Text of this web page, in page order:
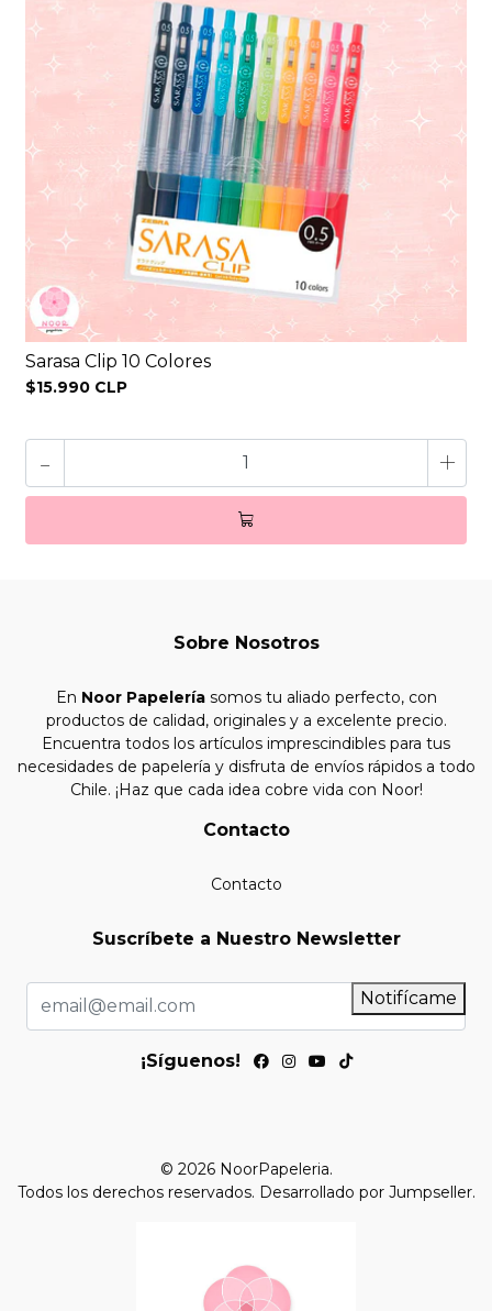
Sarasa Clip 10 Colores
$15.990 CLP
- +
Sobre Nosotros
En Noor Papeleríasomos tu aliado perfecto, con
productos de calidad, originales y a excelente precio.
Encuentra todos los artículos imprescindibles para tus
necesidades de papelería y disfruta de envíos rápidos a todo
Chile. ¡Haz que cada idea cobre vida con Noor!
Contacto
Contacto
Suscríbete a Nuestro Newsletter
Notifícame
¡Síguenos!
© 2026 NoorPapeleria.
Todos los derechos reservados. Desarrollado por Jumpseller.